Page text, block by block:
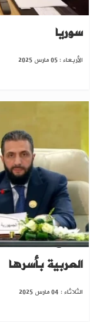
مباحثات تركية
سوريا
الأربعاء : 05 مارس 2025
الشرع: دعوات
العربية بأسرها
الثلاثاء : 04 مارس 2025